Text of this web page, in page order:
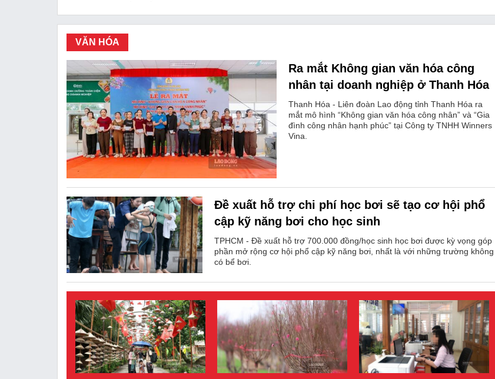
VĂN HÓA
Ra mắt Không gian văn hóa công
nhân tại doanh nghiệp ở Thanh Hóa
Thanh Hóa - Liên đoàn Lao động tỉnh Thanh Hóa ra
mắt mô hình “Không gian văn hóa công nhân” và “Gia
đình công nhân hạnh phúc” tại Công ty TNHH Winners
Vina.
Đề xuất hỗ trợ chi phí học bơi sẽ tạo cơ hội phổ
cập kỹ năng bơi cho học sinh
TPHCM - Đề xuất hỗ trợ 700.000 đồng/học sinh học bơi được kỳ vọng góp
phần mở rộng cơ hội phổ cập kỹ năng bơi, nhất là với những trường không
có bể bơi.